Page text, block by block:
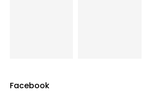
Facebook